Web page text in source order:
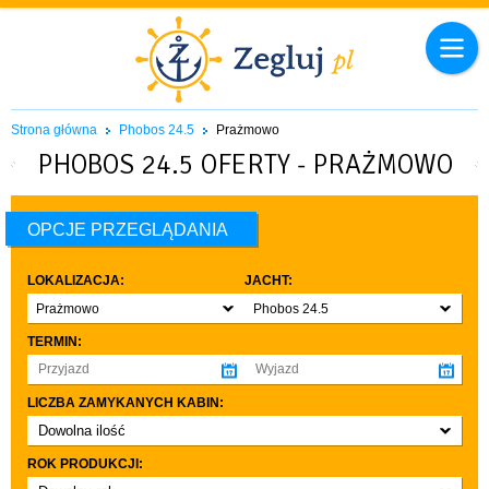
Strona główna Phobos 24.5 Prażmowo
PHOBOS 24.5 OFERTY - PRAŻMOWO
OPCJE PRZEGLĄDANIA
LOKALIZACJA:
Prażmowo
JACHT:
Phobos 24.5
TERMIN:
LICZBA ZAMYKANYCH KABIN:
Dowolna ilość
co najmniej 1
co najmniej 2
ROK PRODUKCJI: